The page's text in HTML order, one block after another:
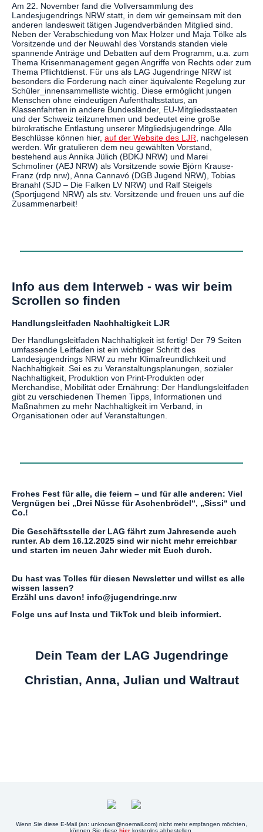
Am 22. November fand die Vollversammlung des
Landesjugendrings NRW statt, in dem wir gemeinsam mit den
anderen landesweit tätigen Jugendverbänden Mitglied sind.
Neben der Verabschiedung von Max Holzer und Maja Tölke als
Vorsitzende und der Neuwahl des Vorstands standen viele
spannende Anträge und Debatten auf dem Programm, u.a. zum
Thema Krisenmanagement gegen Angriffe von Rechts oder zum
Thema Pflichtdienst. Für uns als LAG Jugendringe NRW ist
besonders die Forderung nach einer äquivalente Regelung zur
Schüler_innensammelliste wichtig. Diese ermöglicht jungen
Menschen ohne eindeutigen Aufenthaltsstatus, an
Klassenfahrten in andere Bundesländer, EU-Mitgliedsstaaten
und der Schweiz teilzunehmen und bedeutet eine große
bürokratische Entlastung unserer Mitgliedsjugendringe. Alle
Beschlüsse können hier, auf der Website des LJR , nachgelesen
werden. Wir gratulieren dem neu gewählten Vorstand,
bestehend aus Annika Jülich (BDKJ NRW) und Marei
Schmoliner (AEJ NRW) als Vorsitzende sowie Björn Krause-
Franz (rdp nrw), Anna Cannavó (DGB Jugend NRW), Tobias
Branahl (SJD – Die Falken LV NRW) und Ralf Steigels
(Sportjugend NRW) als stv. Vorsitzende und freuen uns auf die
Zusammenarbeit!
Info aus dem Interweb - was wir beim
Scrollen so finden
Handlungsleitfaden Nachhaltigkeit LJR
Der Handlungsleitfaden Nachhaltigkeit ist fertig! Der 79 Seiten
umfassende Leitfaden ist ein wichtiger Schritt des
Landesjugendrings NRW zu mehr Klimafreundlichkeit und
Nachhaltigkeit. Sei es zu Veranstaltungsplanungen, sozialer
Nachhaltigkeit, Produktion von Print-Produkten oder
Merchandise, Mobilität oder Ernährung: Der Handlungsleitfaden
gibt zu verschiedenen Themen Tipps, Informationen und
Maßnahmen zu mehr Nachhaltigkeit im Verband, in
Organisationen oder auf Veranstaltungen.
Frohes Fest für alle, die feiern – und für alle anderen: Viel
Vergnügen bei „Drei Nüsse für Aschenbrödel“, „Sissi“ und
Co.!
Die Geschäftsstelle der LAG fährt zum Jahresende auch
runter. Ab dem 16.12.2025 sind wir nicht mehr erreichbar
und starten im neuen Jahr wieder mit Euch durch.
Du hast was Tolles für diesen Newsletter und willst es alle
wissen lassen?
Erzähl uns davon! info@jugendringe.nrw
Folge uns auf Insta und TikTok und bleib informiert.
Dein Team der LAG Jugendringe
Christian, Anna, Julian und Waltraut
Wenn Sie diese E-Mail (an: unknown@noemail.com) nicht mehr empfangen möchten,
können Sie diese hier kostenlos abbestellen.